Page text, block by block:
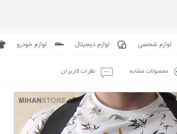
لوازم شخصی لوازم دیجیتال لوازم خودرو
محصولات مشابه نظرات کاربران